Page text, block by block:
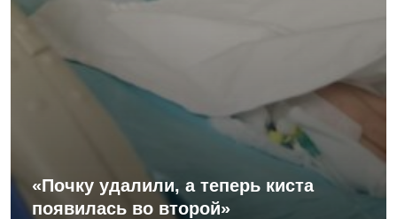
«Почку удалили, а теперь киста
появилась во второй»